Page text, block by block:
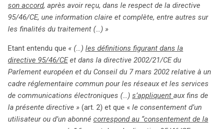
son accord, après avoir reçu, dans le respect de la directive
95/46/CE, une information claire et complète, entre autres sur
les finalités du traitement (…) »
Etant entendu que « (…) les définitions figurant dans la
directive 95/46/CEet dans la directive 2002/21/CE du
Parlement européen et du Conseil du 7 mars 2002 relative à un
cadre réglementaire commun pour les réseaux et les services
de communications électroniques (…) s’appliquent aux fins de
la présente directive » (art. 2) et que « le consentement d’un
utilisateur ou d’un abonné correspond au “consentement de la